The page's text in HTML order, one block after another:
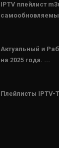
IPTV плейлист
Актуальный и
на 2025 года. ...
Плейлисты IPTV-